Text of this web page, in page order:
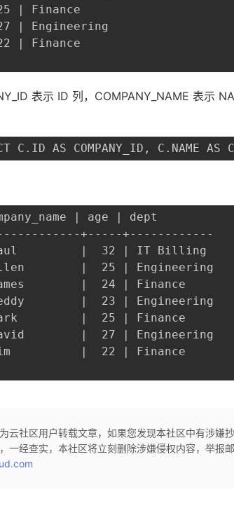
| Finance
| Engineering
| Finance
表示 ID 列，COMPANY_NAME 表示
C.ID AS COMPANY_ID, C.NAME AS
| age | dept
+-----+------------
|  32 | IT Billing
|  25 | Engineering
|  24 | Finance
|  23 | Engineering
|  25 | Finance
|  27 | Engineering
|  22 | Finance
云社区用户转载文章，如果您发现本社区中有涉嫌
一经查实，本社区将立刻删除涉嫌侵权内容，举报邮